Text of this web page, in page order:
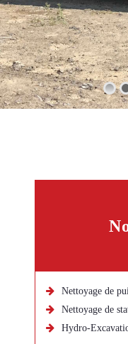
Nettoyage de
Nettoyage de
Hydro-